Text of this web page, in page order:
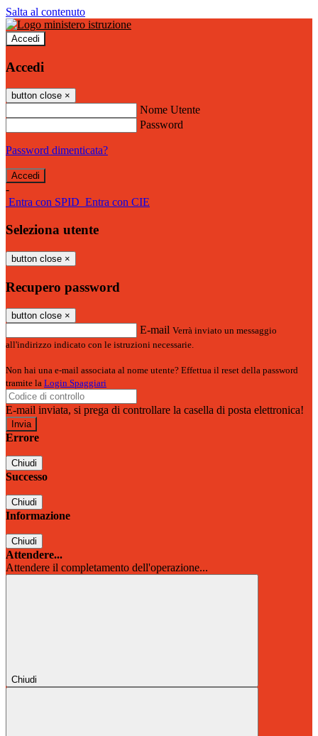
Salta al contenuto
Accedi
Accedi
button close ×
Nome Utente
Password
Password dimenticata?
-
Entra con SPID Entra con CIE
Seleziona utente
button close ×
Recupero password
button close ×
E-mail Verrà inviato un messaggio
all'indirizzo indicato con le istruzioni necessarie.
Non hai una e-mail associata al nome utente? Effettua il reset della password
tramite la Login Spaggiari
E-mail inviata, si prega di controllare la casella di posta elettronica!
Errore
Chiudi
Successo
Chiudi
Informazione
Chiudi
Attendere...
Attendere il completamento dell'operazione...
Chiudi